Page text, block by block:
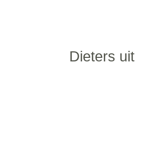
Dieters uit